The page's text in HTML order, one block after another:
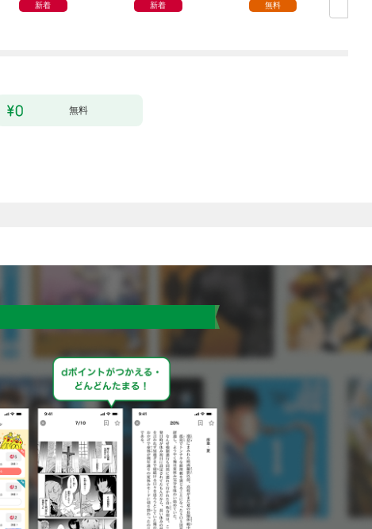
新着 新着 無料
無料